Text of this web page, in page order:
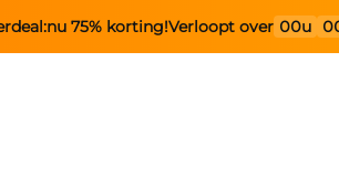
nu 75% korting!Verloopt over 00u